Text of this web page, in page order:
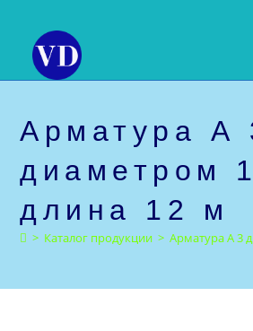
содержимому
Арматура А
диаметром
длина 12 м
> Каталог продукции > Арматура А 3